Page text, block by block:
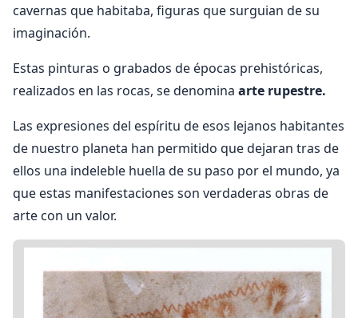
cavernas que habita­ba, figuras que surguian de su
imaginación.
Estas pinturas o grabados de épocas prehistóricas,
realiza­dos en las rocas, se denomina arte rupestre.
Las expre­siones del espíritu de esos lejanos habitantes
de nues­tro planeta han permitido que dejaran tras de
ellos una indeleble huella de su paso por el mundo, ya
que estas manifestaciones son verdaderas obras de
arte con un valor.